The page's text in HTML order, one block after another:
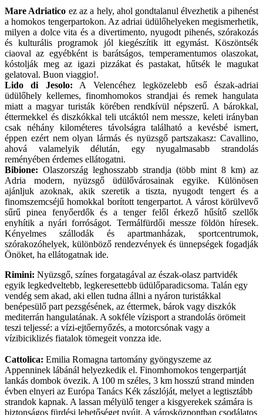
Mare Adriatico ez az a hely, ahol gondtalanul élvezhetik a pihenést
a homokos tengerpartokon. Az adriai üdülőhelyeken megismerhetik,
milyen a dolce vita és a divertimento, nyugodt pihenés, szórakozás
és kulturális programok jól kiegészítik itt egymást. Köszöntsék
ciaoval az egyébként is barátságos, temperamentumos olaszokat,
kóstolják meg az igazi pizzákat és pastakat, hűtsék le magukat
gelatoval. Buon viaggio!.
Lido di Jesolo: A Velencéhez legközelebb eső észak-adriai
üdülőhely kellemes, finomhomokos strandjai és remek hangulata
miatt a magyar turisták körében rendkívül népszerű. A bárokkal,
éttermekkel és diszkókkal teli utcáktól nem messze, keleti irányban
csak néhány kilométeres távolságra található a kevésbé ismert,
éppen ezért nem olyan lármás és nyüzsgő partszakasz: Cavallino,
ahová valamelyik délután, egy nyugalmasabb strandolás
reményében érdemes ellátogatni.
Bibione: Olaszország leghosszabb strandja (több mint 8 km) az
Adria modern, nyüzsgő üdülővárosainak egyike. Különösen
ajánljuk azoknak, akik szeretik a tiszta, nyugodt tengert és a
finomszemcséjű homokkal borított tengerpartot. A várost körülvevő
sűrű pinea fenyőerdők és a tenger felől érkező hűsítő szellők
enyhítik a nyári forróságot. Termálfürdői messze földön híresek.
Kényelmes szállodák és apartmanházak, sportcentrumok,
szórakozóhelyek, különböző rendezvények és ünnepségek fogadják
Önöket, ha ellátogatnak ide.
Rimini: Nyüzsgő, színes forgatagával az észak-olasz partvidék
egyik legkedveltebb, legkeresettebb üdülőparadicsoma. Talán egy
vendég sem akad, aki ellen tudna állni a nyáron turistákkal
benépesülő part pezsgésének, az éttermek, bárok vagy diszkók
mediterrán hangulatának. A sokféle vízisport a strandolás örömeit
teszi teljessé: a vízi-ejtőernyőzés, a motorcsónak vagy a
vízibiciklizés fiatalok tömegeit vonzza ide.
Cattolica: Emilia Romagna tartomány gyöngyszeme az
Appenninek lábánál helyezkedik el. Finomhomokos tengerpartját
lankás dombok övezik. A 100 m széles, 3 km hosszú strand minden
évben elnyeri az Európa Tanács Kék zászlóját, melyet a legtisztább
strandok kapnak. A lassan mélyülő tenger a kisgyerekek számára is
biztonságos fürdési lehetőséget nyújt. A városközpontban csodálatos